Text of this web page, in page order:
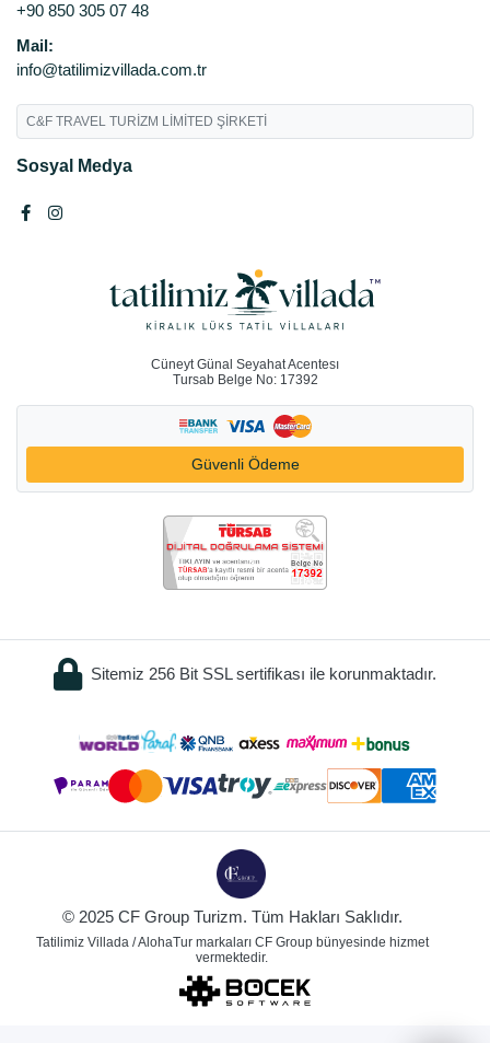
+90 850 305 07 48
Mail:
info@tatilimizvillada.com.tr
C&F TRAVEL TURİZM LİMİTED ŞİRKETİ
Sosyal Medya
Cüneyt Günal Seyahat Acentesı
Tursab Belge No: 17392
Güvenli Ödeme
Sitemiz 256 Bit SSL sertifikası ile korunmaktadır.
© 2025 CF Group Turizm. Tüm Hakları Saklıdır.
Tatilimiz Villada / AlohaTur markaları CF Group bünyesinde hizmet
vermektedir.